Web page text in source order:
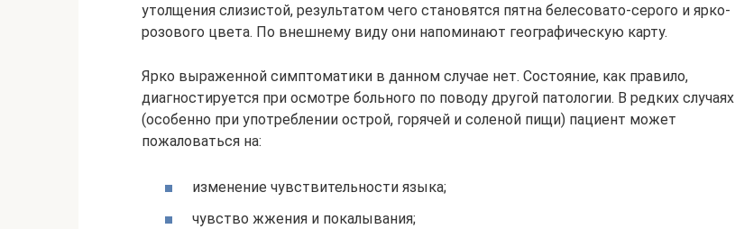
утолщения слизистой, результатом чего становятся пятна белесовато-серого и ярко-
розового цвета. По внешнему виду они напоминают географическую карту.
Ярко выраженной симптоматики в данном случае нет. Состояние, как правило,
диагностируется при осмотре больного по поводу другой патологии. В редких случаях
(особенно при употреблении острой, горячей и соленой пищи) пациент может
пожаловаться на:
изменение чувствительности языка;
чувство жжения и покалывания;